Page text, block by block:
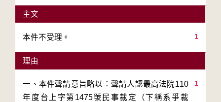
主文
1
理由
1
一、本件聲請意旨略以：聲請人認最高法院110
年度台上字第1475號民事裁定（下稱系爭裁